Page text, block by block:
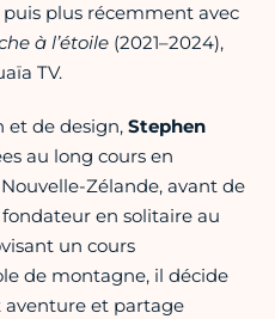
plus récemment avec
à l’étoile (2021–2024),
TV.
et de design, Stephen
au long cours en
Zélande, avant de
en solitaire au
un cours
de montagne, il décide
et partage